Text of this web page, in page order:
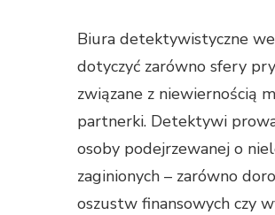
Biura detektywistyczne
dotyczyć zarówno sfery
związane z niewiernością
partnerki. Detektywi
osoby podejrzewanej o
zaginionych – zarówno
oszustw finansowych czy